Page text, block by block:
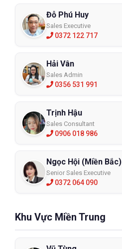
Đỗ Phú Huy
Sales Executive
0372 122 717
Hải Vân
Sales Admin
0356 531 991
Trịnh Hậu
Sales Consultant
0906 018 986
Ngọc Hội (Miền Bắc)
Senior Sales Executive
0372 064 090
Khu Vực Miền Trung